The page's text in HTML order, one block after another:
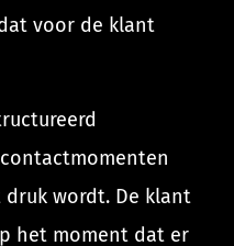
voor de klant
wordt. De klant
het moment dat er